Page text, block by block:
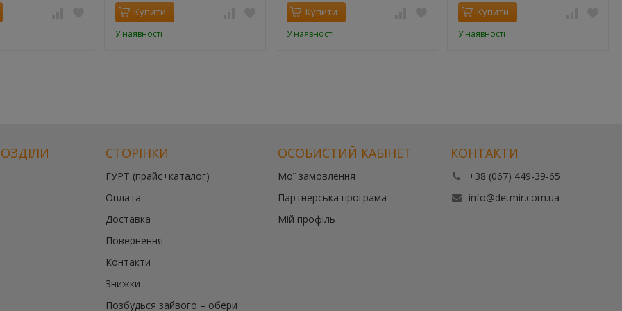
Купити
У наявності
Купити
У наявності
Купити
У наявності
СТОРІНКИ
ГУРТ (прайс+каталог)
Оплата
Доставка
Повернення
Контакти
Знижки
Позбудься зайвого – обери
ОСОБИСТИЙ КАБІНЕТ
Мої замовлення
Партнерська програма
Мій профіль
КОНТАКТИ
+38 (067) 449-39-65
info@detmir.com.ua